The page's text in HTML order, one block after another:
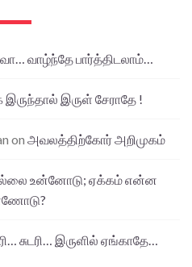
வாழ்ந்தே பார்த்திடலாம்…
இருந்தால் இருள் சேராதே !
on அவலத்திற்கோர் அறிமுகம்
உன்னோடு; ஏக்கம் என்ன
சுடரி… இருளில் ஏங்காதே…